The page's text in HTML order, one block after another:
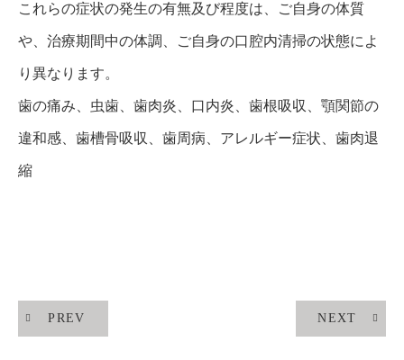
これらの症状の発生の有無及び程度は、ご自身の体質
や、治療期間中の体調、ご自身の口腔内清掃の状態によ
り異なります。
歯の痛み、虫歯、歯肉炎、口内炎、歯根吸収、顎関節の
違和感、歯槽骨吸収、歯周病、アレルギー症状、歯肉退
縮
PREV NEXT